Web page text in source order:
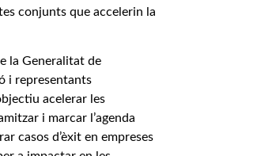
conjunts que accelerin la
la Generalitat de
i representants
acelerar les
i marcar l’agenda
casos d’èxit en empreses